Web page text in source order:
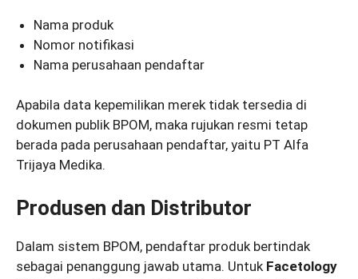
Nama produk
Nomor notifikasi
Nama perusahaan pendaftar
Apabila data kepemilikan merek tidak tersedia di
dokumen publik BPOM, maka rujukan resmi tetap
berada pada perusahaan pendaftar, yaitu PT Alfa
Trijaya Medika.
Produsen dan Distributor
Dalam sistem BPOM, pendaftar produk bertindak
sebagai penanggung jawab utama. Untuk Facetology